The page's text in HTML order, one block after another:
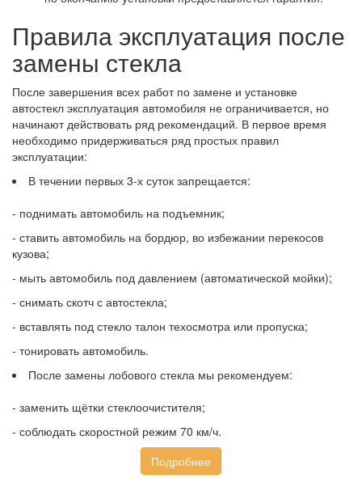
Правила эксплуатация после
замены стекла
После завершения всех работ по замене и установке
автостекл эксплуатация автомобиля не ограничивается, но
начинают действовать ряд рекомендаций. В первое время
необходимо придерживаться ряд простых правил
эксплуатации:
В течении первых 3-х суток запрещается:
- поднимать автомобиль на подъемник;
- ставить автомобиль на бордюр, во избежании перекосов
кузова;
- мыть автомобиль под давлением (автоматической мойки);
- снимать скотч с автостекла;
- вставлять под стекло талон техосмотра или пропуска;
- тонировать автомобиль.
После замены лобового стекла мы рекомендуем:
- заменить щётки стеклоочистителя;
- соблюдать скоростной режим 70 км/ч.
Подробнее